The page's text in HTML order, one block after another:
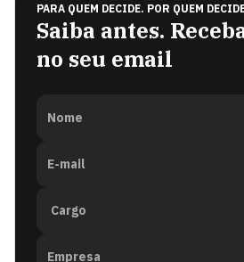
PARA QUEM DECIDE. POR QUEM
Saiba antes.
no seu email
Nome
E-mail
Empresa